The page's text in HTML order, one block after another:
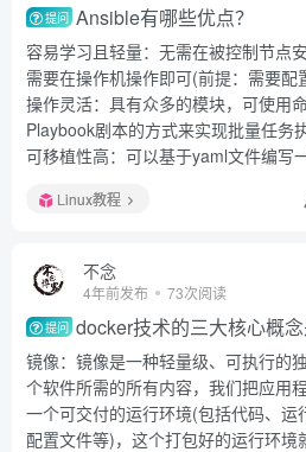
提问 Ansible有哪些优点？
容易学习且轻量：无需在被控制节点
需要在操作机操作即可(前提：需要配
操作灵活：具有众多的模块，可使用
Playbook剧本的方式来实现批量任务执
可移植性高：可以基于yaml文件编写
Linux教程
不念
4年前发布 73次阅读
提问 docker技术的三大核心概念
镜像：镜像是一种轻量级、可执行的
个软件所需的所有内容，我们把应用
一个可交付的运行环境(包括代码、运
配置文件等)，这个打包好的运行环境